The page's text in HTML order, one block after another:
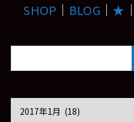
SHOP ｜ BLOG ｜ ★ ｜